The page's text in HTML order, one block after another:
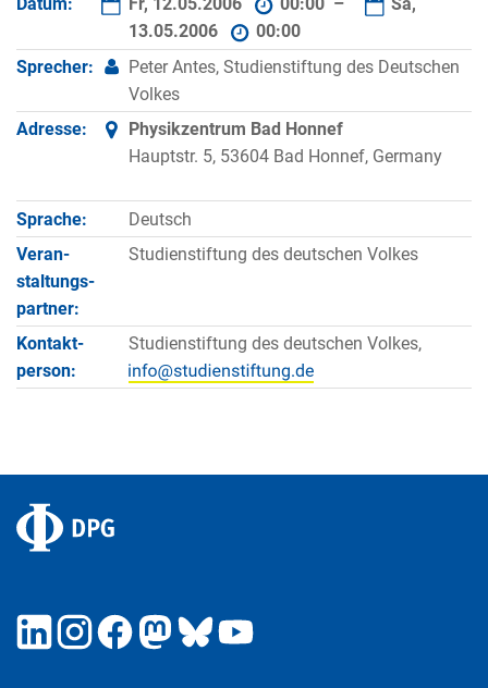
Datum: Fr, 12.05.2006 00:00 –
Sa,
13.05.2006
00:00
Sprecher:
Peter Antes, Studienstiftung des Deutschen
Volkes
Adresse:
Physikzentrum Bad Honnef
Hauptstr. 5, 53604 Bad Honnef, Germany
Sprache:
Deutsch
Veran­
staltungs­
partner:
Studienstiftung des deutschen Volkes
Kontakt­
person:
Studienstiftung des deutschen Volkes,